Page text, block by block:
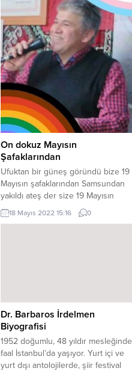
On dokuz Mayısın
Şafaklarından
Ufuktan bir güneş göründü bize 19
Mayısın şafaklarından Samsundan
yakıldı ateş der size 19 Mayısın
şafaklarından Bandırma vapuru
suda bir telaş Köhne beyinlere
şafaklarından Gözünün...
18 Mayıs 2022 15:16 0
Dr. Barbaros İrdelmen
Biyografisi
1952 doğumlu, 48 yıldır mesleğinde
faal İstanbul’da yaşıyor. Yurt içi ve
yurt dışı antolojilerde, şiir festival